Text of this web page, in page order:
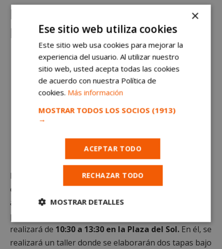
Móstoles tendrá su propio
Masterchef
Concierto de Navidad, Masterchef y mucho más
El próximo
14 de diciembre Móstoles acogerá el
concurso ‘Masterchef de tapas para familias’
actividad será completamente gratuita y está dirigida
para las familias con niños de a partir de 5 años. Se
realizará de 10:30 a 13:30 en la Plaza del Sol. En él, se
realizará un taller donde se elaborarán dos tapas bajo
×
Ese sitio web utiliza cookies
Este sitio web usa cookies para mejorar la
experiencia del usuario. Al utilizar nuestro
sitio web, usted acepta todas las cookies
de acuerdo con nuestra Política de
cookies. Más información
MOSTRAR TODOS LOS SOCIOS (1913)
→
ACEPTAR TODO
RECHAZAR TODO
MOSTRAR DETALLES
Cookies
estrictamente
necesarias
Cookies de
rendimiento